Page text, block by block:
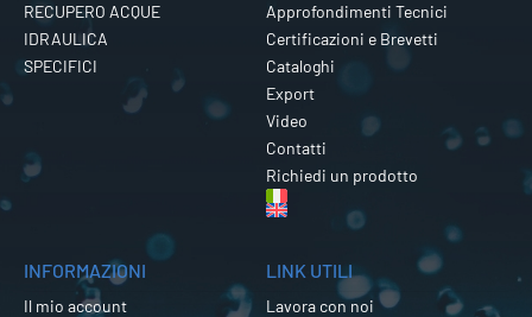
RECUPERO ACQUE
IDRAULICA
SPECIFICI
Approfondimenti Tecnici
Certificazioni e Brevetti
Cataloghi
Export
Video
Contatti
Richiedi un prodotto
INFORMAZIONI
Il mio account
LINK UTILI
Lavora con noi